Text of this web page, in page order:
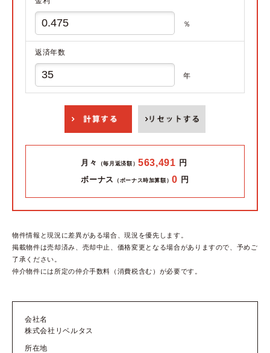
％
返済年数
年
月々 （毎月返済額）563,491 円
ボーナス
（ボーナス時加算額）0 円
物件情報と現況に差異がある場合、現況を優先します。
掲載物件は売却済み、売却中止、価格変更となる場合がありますので、予めご
了承ください。
仲介物件には所定の仲介手数料（消費税含む）が必要です。
会社名
株式会社リベルタス
所在地